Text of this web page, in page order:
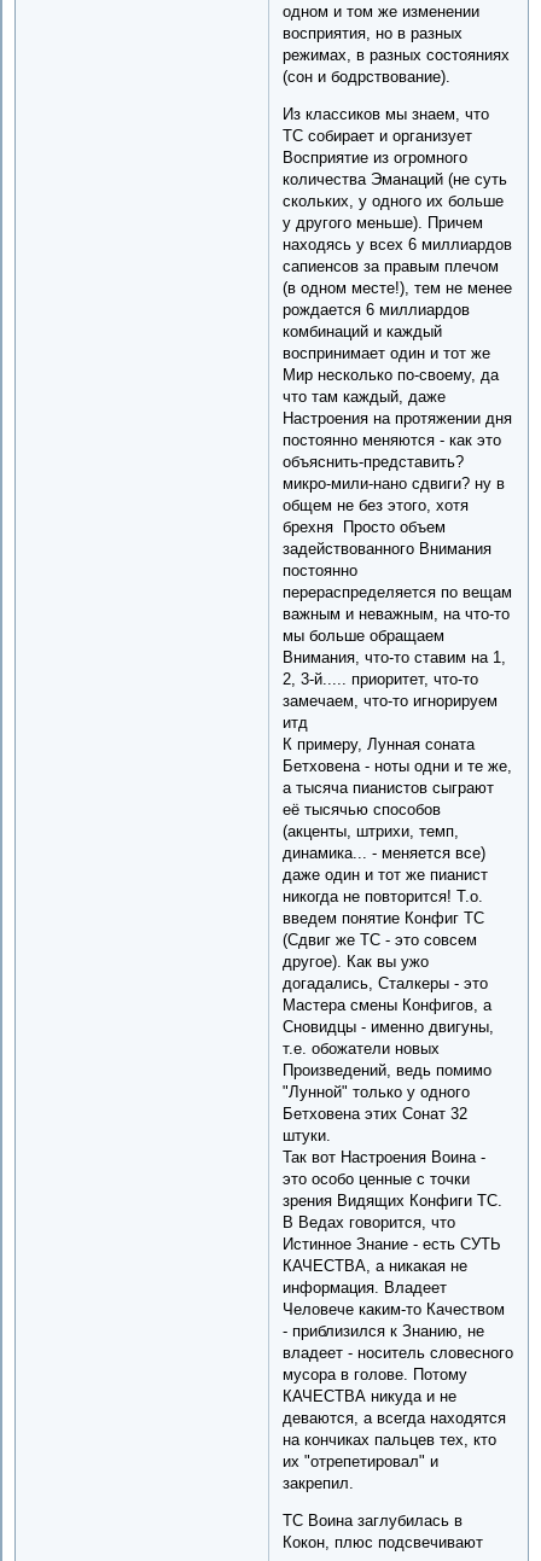
одном и том же изменении
восприятия, но в разных
режимах, в разных состояниях
(сон и бодрствование).
Из классиков мы знаем, что
ТС собирает и организует
Восприятие из огромного
количества Эманаций (не суть
скольких, у одного их больше
у другого меньше). Причем
находясь у всех 6 миллиардов
сапиенсов за правым плечом
(в одном месте!), тем не менее
рождается 6 миллиардов
комбинаций и каждый
воспринимает один и тот же
Мир несколько по-своему, да
что там каждый, даже
Настроения на протяжении дня
постоянно меняются - как это
объяснить-представить?
микро-мили-нано сдвиги? ну в
общем не без этого, хотя
брехня Просто объем
задействованного Внимания
постоянно
перераспределяется по вещам
важным и неважным, на что-то
мы больше обращаем
Внимания, что-то ставим на 1,
2, 3-й..... приоритет, что-то
замечаем, что-то игнорируем
итд
К примеру, Лунная соната
Бетховена - ноты одни и те же,
а тысяча пианистов сыграют
её тысячью способов
(акценты, штрихи, темп,
динамика... - меняется все)
даже один и тот же пианист
никогда не повторится! Т.о.
введем понятие Конфиг ТС
(Сдвиг же ТС - это совсем
другое). Как вы ужо
догадались, Сталкеры - это
Мастера смены Конфигов, а
Сновидцы - именно двигуны,
т.е. обожатели новых
Произведений, ведь помимо
"Лунной" только у одного
Бетховена этих Сонат 32
штуки.
Так вот Настроения Воина -
это особо ценные с точки
зрения Видящих Конфиги ТС.
В Ведах говорится, что
Истинное Знание - есть СУТЬ
КАЧЕСТВА, а никакая не
информация. Владеет
Человече каким-то Качеством
- приблизился к Знанию, не
владеет - носитель словесного
мусора в голове. Потому
КАЧЕСТВА никуда и не
деваются, а всегда находятся
на кончиках пальцев тех, кто
их "отрепетировал" и
закрепил.
ТС Воина заглубилась в
Кокон, плюс подсвечивают